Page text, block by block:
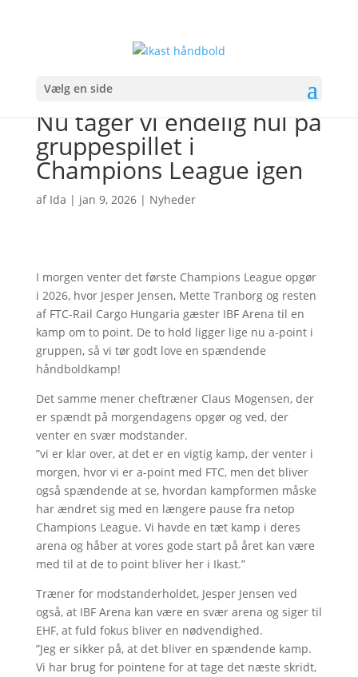
Vælg en side
Nu tager vi endelig hul på
gruppespillet i
Champions League igen
af Ida | jan 9, 2026| Nyheder
I morgen venter det første Champions League opgør
i 2026, hvor Jesper Jensen, Mette Tranborg og resten
af FTC-Rail Cargo Hungaria gæster IBF Arena til en
kamp om to point. De to hold ligger lige nu a-point i
gruppen, så vi tør godt love en spændende
håndboldkamp!
Det samme mener cheftræner Claus Mogensen, der
er spændt på morgendagens opgør og ved, der
venter en svær modstander.
”vi er klar over, at det er en vigtig kamp, der venter i
morgen, hvor vi er a-point med FTC, men det bliver
også spændende at se, hvordan kampformen måske
har ændret sig med en længere pause fra netop
Champions League. Vi havde en tæt kamp i deres
arena og håber at vores gode start på året kan være
med til at de to point bliver her i Ikast.”
Træner for modstanderholdet, Jesper Jensen ved
også, at IBF Arena kan være en svær arena og siger til
EHF, at fuld fokus bliver en nødvendighed.
”Jeg er sikker på, at det bliver en spændende kamp.
Vi har brug for pointene for at tage det næste skridt,